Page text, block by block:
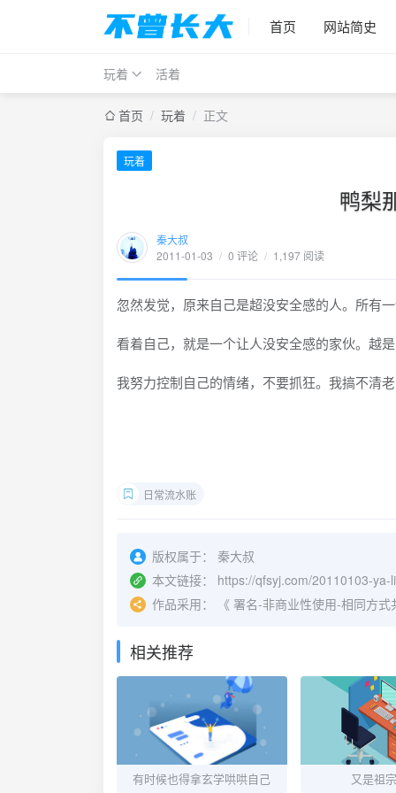
首页 网站简史
玩着 活着
首页 / 玩着 / 正文
玩着
鸭梨
秦大叔
2011-01-03 / 0 评论 / 1,197 阅读
忽然发觉，原来自己是超没安全感的人。所有
看着自己，就是一个让人没安全感的家伙。越
我努力控制自己的情绪，不要抓狂。我搞不清
日常流水账
版权属于：
秦大叔
本文链接：
https://qfsyj.com/20110103-ya-
作品采用：
《 署名-非商业性使用-相同方
相关推荐
有时候也得拿玄学哄哄自己 又是祖